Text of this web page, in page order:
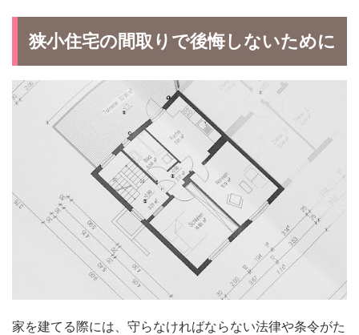
狭小住宅の間取りで後悔しないために
家を建てる際には、守らなければならない法律や条令がた